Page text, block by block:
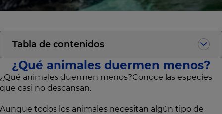
Tabla de contenidos
¿Qué animales duermen menos?
¿Qué animales duermen menos?Conoce las especies
que casi no descansan.
Aunque todos los animales necesitan algún tipo de